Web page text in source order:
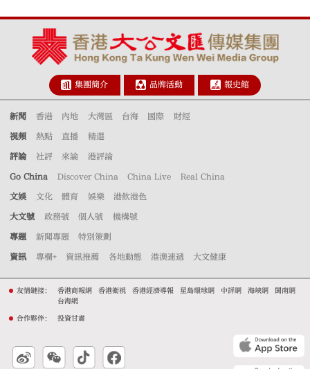
集團簡介 品牌活動 報史館
新聞 香港 內地 大灣區 台海 國際 財經
視頻 熱點 直播 精選
評論 社評 來論 港評論
Go China Discover China China Live Real China
文娛 文化 體育 娛樂 港飲港色
大文號 政務號 個人號 機構號
專題 新聞專題 特別策劃
資訊 專欄+ 資訊推薦 各地動態 港澳速遞 大文健康
友情鏈接： 香港商報網 香港衛視 香港經濟導報 星島環球網 中評網 海峽網
閩南網
台海網
合作夥伴： 投資甘肅